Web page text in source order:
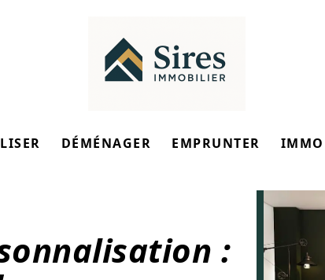
DÉMÉNAGER EMPRUNTER IMMO
: